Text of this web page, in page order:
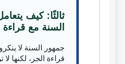
ثالثًا: كيف
السنة مع قراءة
جمهور السنة لا
قراءة الجر، لكنها